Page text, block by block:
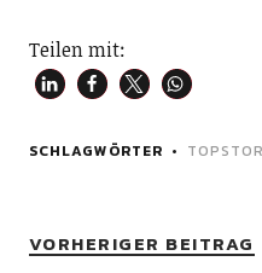
Teilen mit:
SCHLAGWÖRTER
VORHERIGER BEITRAG